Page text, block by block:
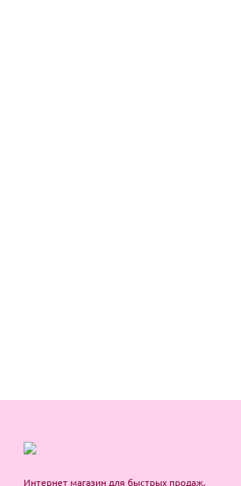
Интернет магазин для быстрых продаж.